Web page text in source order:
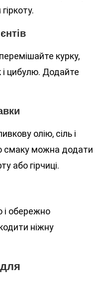
курку,
і цибулю. Додайте
олію, сіль і
смаку можна додати
або гірчиці.
і обережно
ніжну